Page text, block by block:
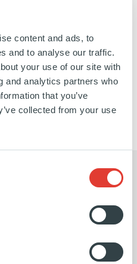
content and ads, to
and to analyse our traffic.
your use of our site with
and analytics partners who
that you’ve
collected from your use
company/galway-
apporté une
du secteur,